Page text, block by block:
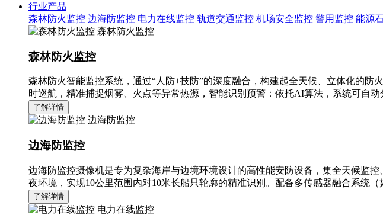
行业产品
森林防火监控 边海防监控 电力在线监控 轨道交通监控 机场安全监控 警用监控 能源
森林防火监控
森林防火监控
森林防火智能监控系统，通过“人防+技防”的深度融合，构建起全天候、立体化的
时巡航，精准捕捉烟雾、火点等异常热源，智能识别预警：依托AI算法，系统可自
了解详情
边海防监控
边海防监控
边海防监控摄像机是专为复杂海岸与边境环境设计的高性能安防设备，集全天候监
夜环境，实现10公里范围内对10米长船只轮廓的精准识别。配备多传感器融合系统
了解详情
电力在线监控